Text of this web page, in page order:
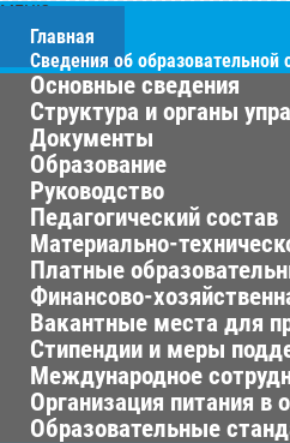
МЕНЮ
Главная
Сведения об образовательной
Основные сведения
Структура и органы
Документы
Образование
Руководство
Педагогический состав
Материально-
Платные
Финансово-
Вакантные места для
Стипендии и меры
Международное
Организация питания в
Образовательные